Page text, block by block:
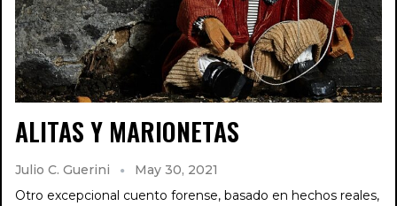
ALITAS Y MARIONETAS
Julio C. Guerini
May 30, 2021
Otro excepcional cuento forense, basado en hechos reales,